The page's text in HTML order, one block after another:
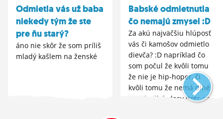
Odmietla vás už baba
niekedy tým že ste
pre ňu starý?
áno nie skôr že som príliš
mladý kašlem na ženské
Babské odmietnutia
čo nemajú zmysel :D
Za akú najväčšiu hlúposť
vás či kamošov odmietlo
dievča? :D napríklad čo
som počul že kvôli tomu
že nie je hip-hoper, či
kvôli tomu že nemá dlhé
či polodlhé vlasy (toto sa